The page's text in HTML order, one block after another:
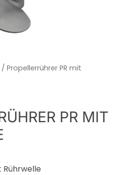
/ Propellerrührer PR mit
PR MIT